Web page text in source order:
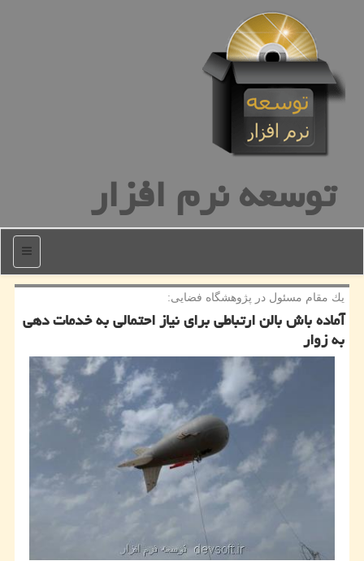
توسعه نرم افزار
منو
یك مقام مسئول در پژوهشگاه فضایی:
آماده باش بالن ارتباطی برای نیاز احتمالی به خدمات دهی
به زوار